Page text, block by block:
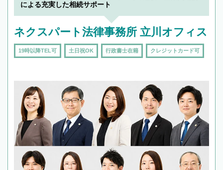
による充実した相続サポート
ネクスパート法律事務所 立川オフィス
19時以降TEL可 土日祝OK 行政書士在籍 クレジットカード可